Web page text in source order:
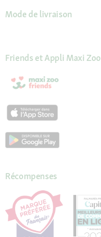
Mode de livraison
Friends et Appli Maxi Zoo
Récompenses